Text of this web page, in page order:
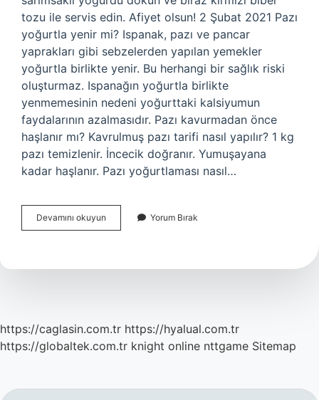
tozu ile servis edin. Afiyet olsun! 2 Şubat 2021 Pazı
yoğurtla yenir mi? Ispanak, pazı ve pancar
yaprakları gibi sebzelerden yapılan yemekler
yoğurtla birlikte yenir. Bu herhangi bir sağlık riski
oluşturmaz. Ispanağın yoğurtla birlikte
yenmemesinin nedeni yoğurttaki kalsiyumun
faydalarının azalmasıdır. Pazı kavurmadan önce
haşlanır mı? Kavrulmuş pazı tarifi nasıl yapılır? 1 kg
pazı temizlenir. İncecik doğranır. Yumuşayana
kadar haşlanır. Pazı yoğurtlaması nasıl…
Devamını okuyun Yoğurtlu
Pazı
Yapılır
Yorum Bırak
https://caglasin.com.tr https://hyalual.com.tr
https://globaltek.com.tr knight online nttgame Sitemap